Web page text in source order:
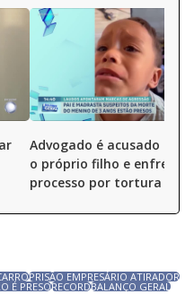
Advogado é acusado de
o próprio filho e enfrenta
processo por tortura
PRISÃO EMPRESÁRIO ATIRADOR
É PRESORECORDBALANÇO GERAL